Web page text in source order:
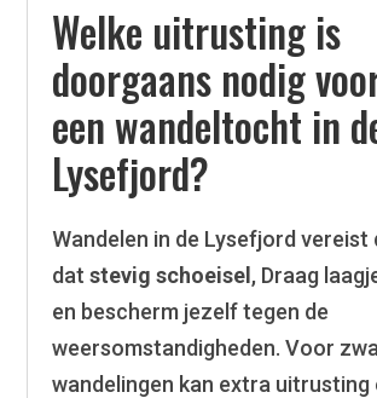
Welke uitrusting is
doorgaans nodig
een wandeltocht in
Lysefjord?
Wandelen in de Lysefjord vereist
datstevig schoeisel, Draag
en bescherm jezelf tegen de
weersomstandigheden. Voor
wandelingen kan extra uitrusting